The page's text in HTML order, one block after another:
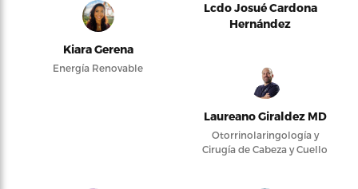
Kiara Gerena
Energía Renovable
Lcdo Josué Cardona
Hernández
Laureano Giraldez MD
Otorrinolaringología y
Cirugía de Cabeza y Cuello